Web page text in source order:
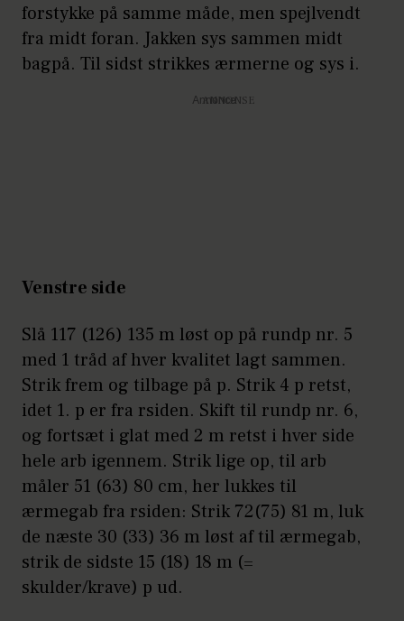
forstykke på samme måde, men spejlvendt
fra midt foran. Jakken sys sammen midt
bagpå. Til sidst strikkes ærmerne og sys i.
Annonce
Venstre side
Slå 117 (126) 135 m løst op på rundp nr. 5
med 1 tråd af hver kvalitet lagt sammen.
Strik frem og tilbage på p. Strik 4 p retst,
idet 1. p er fra rsiden. Skift til rundp nr. 6,
og fortsæt i glat med 2 m retst i hver side
hele arb igennem. Strik lige op, til arb
måler 51 (63) 80 cm, her lukkes til
ærmegab fra rsiden: Strik 72(75) 81 m, luk
de næste 30 (33) 36 m løst af til ærmegab,
strik de sidste 15 (18) 18 m (=
skulder/krave) p ud.